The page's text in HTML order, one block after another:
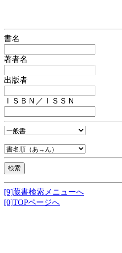
書名
著者名
出版者
ＩＳＢＮ／ＩＳＳＮ
[9]蔵書検索メニューへ
[0]TOPページへ